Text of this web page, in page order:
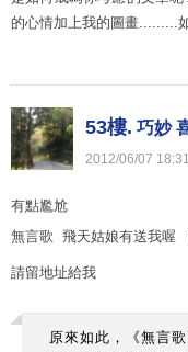
的心情加上我的圖畫.........
53樓. 巧妙
2012/06/07 18:31
有點尷尬
無言歌 飛天姑娘有送我喔
請留地址給我
原來如此，《無言